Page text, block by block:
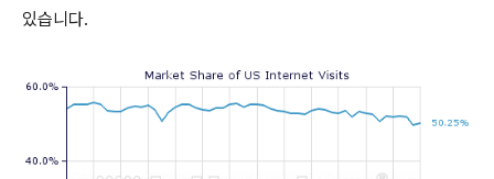
있습니다.